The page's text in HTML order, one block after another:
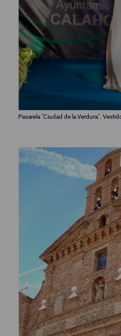
Pasarela "Ciudad de la Verdura".